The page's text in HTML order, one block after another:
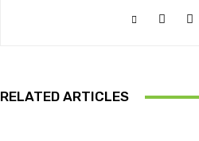
RELATED ARTICLES